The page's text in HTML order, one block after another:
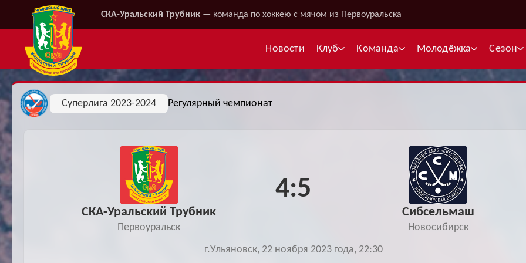
СКА-Уральский Трубник — команда по хоккею с мячом из Первоуральска
Новости Клуб Команда
Межсезонье
Telegram
Молодёжка
Межсезонье
Сезон
Суперлига 2023-2024 Регулярный чемпионат
СКА-Уральский Трубник
Первоуральск
4:5
Сибсельмаш
Новосибирск
г.Ульяновск, 22 ноября 2023 года, 22:30